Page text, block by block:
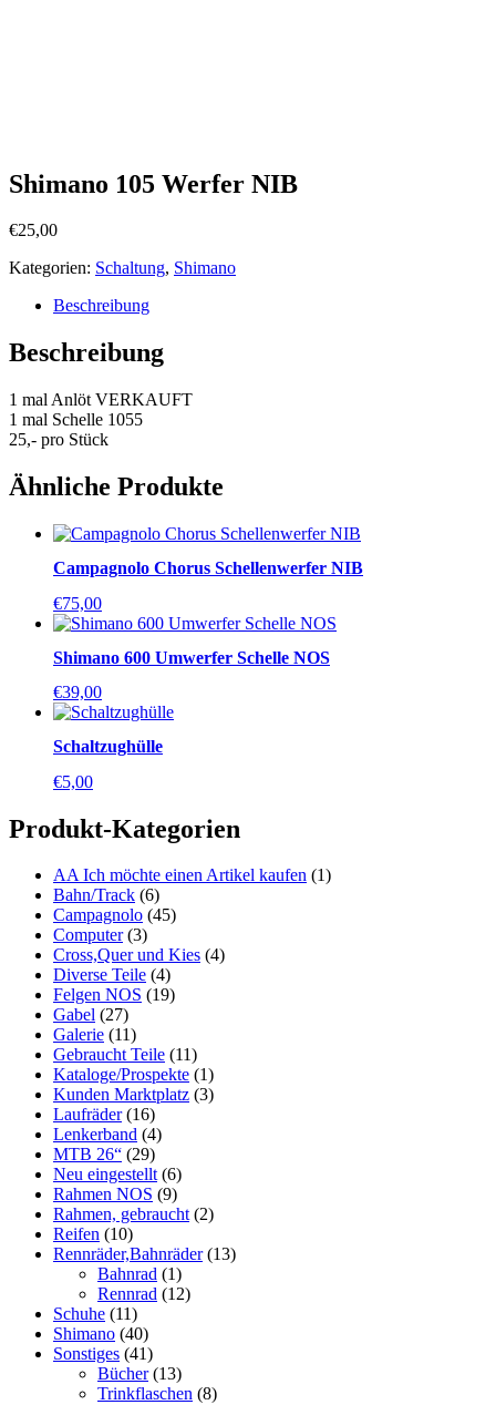
Shimano 105 Werfer NIB
€25,00
Kategorien: Schaltung, Shimano
Beschreibung
Beschreibung
1 mal Anlöt VERKAUFT
1 mal Schelle 1055
25,- pro Stück
Ähnliche Produkte
Campagnolo Chorus Schellenwerfer NIB
€75,00
Shimano 600 Umwerfer Schelle NOS
€39,00
Schaltzughülle
€5,00
Produkt-Kategorien
AA Ich möchte einen Artikel kaufen (1)
Bahn/Track (6)
Campagnolo (45)
Computer (3)
Cross,Quer und Kies (4)
Diverse Teile (4)
Felgen NOS (19)
Gabel (27)
Galerie (11)
Gebraucht Teile (11)
Kataloge/Prospekte (1)
Kunden Marktplatz (3)
Laufräder (16)
Lenkerband (4)
MTB 26“ (29)
Neu eingestellt (6)
Rahmen NOS (9)
Rahmen, gebraucht (2)
Reifen (10)
Rennräder,Bahnräder (13)
Bahnrad (1)
Rennrad (12)
Schuhe (11)
Shimano (40)
Sonstiges (41)
Bücher (13)
Trinkflaschen (8)